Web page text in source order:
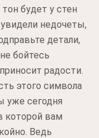
будет у стен
недочеты,
детали,
бойтесь
радости.
этого символа
уже сегодня
которой вам
Ведь